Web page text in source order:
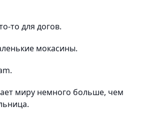
то для догов.
мокасины.
миру немного больше, чем